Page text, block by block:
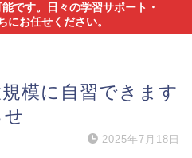
です。日々の学習サポート・
にお任せください。
模に自習できます
2025年7月18日